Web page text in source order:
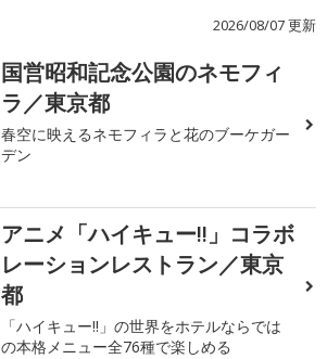
2026/08/07 更新
国営昭和記念公園のネモフィ
ラ／東京都
春空に映えるネモフィラと花のブーケガー
デン
アニメ「ハイキュー!!」コラボ
レーションレストラン／東京
都
「ハイキュー!!」の世界をホテルならでは
の本格メニュー全76種で楽しめる